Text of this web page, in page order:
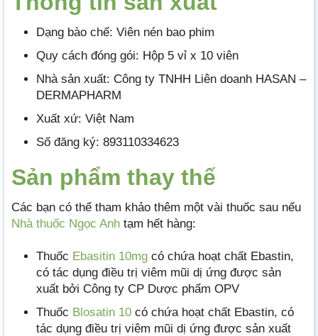
Dạng bào chế: Viên nén bao phim
Quy cách đóng gói: Hộp 5 vỉ x 10 viên
Nhà sản xuất: Công ty TNHH Liên doanh HASAN –
DERMAPHARM
Xuất xứ: Việt Nam
Số đăng ký: 893110334623
Sản phẩm thay thế
Các bạn có thể tham khảo thêm một vài thuốc sau nếu
Nhà thuốc Ngọc Anh tạm hết hàng:
Thuốc Ebasitin 10mg có chứa hoạt chất Ebastin,
có tác dụng điều trị viêm mũi dị ứng được sản
xuất bởi Công ty CP Dược phẩm OPV
Thuốc Blosatin 10 có chứa hoạt chất Ebastin, có
tác dụng điều trị viêm mũi dị ứng được sản xuất